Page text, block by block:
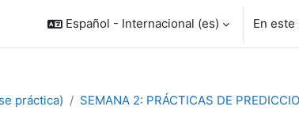
Español - Internacional ‎(es)‎ En
práctica)
SEMANA 2: PRÁCTICAS DE